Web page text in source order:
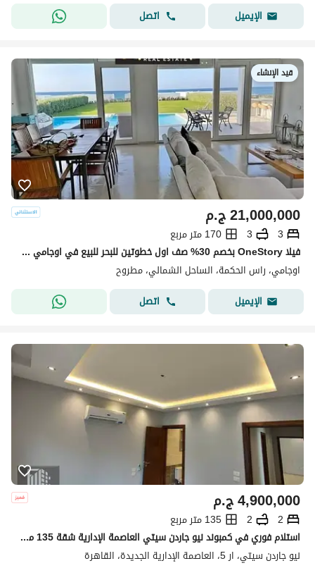
الإيميل
اتصل
قيد الإنشاء
ج.م21,000,000
3
3
170 متر مربع
فيلا OneStory بخصم 30% صف اول خطوتين للبحر للبيع في اوجامي سوديك ogami sodic north coast راس الحكمه بجوار فوكا باى وماونتن فيو ولافيستا
اوجامي، راس الحكمة، الساحل الشمالي، مطروح
الإيميل
اتصل
ج.م4,900,000
2
2
135 متر مربع
استلام فوري في كمبوند نيو جاردن سيتي العاصمة الإدارية شقة 135 متر متشطبة بالكامل الترا مودرن في أميز لوكيشن بالعاصمة الادارية
نيو جاردن سيتي، ار 5، العاصمة الإدارية الجديدة، القاهرة